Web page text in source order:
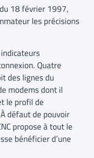
18 février 1997,
les précisions
Quatre
des lignes du
modems dont il
le profil de
défaut de pouvoir
propose à tout le
bénéficier d’une